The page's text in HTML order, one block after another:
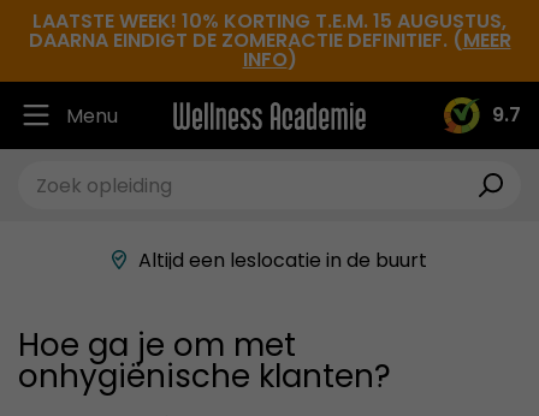
LAATSTE WEEK! 10% KORTING T.E.M. 15 AUGUSTUS,
DAARNA EINDIGT DE ZOMERACTIE DEFINITIEF. (MEER
INFO)
9.7
Menu
Ruim 30.000 tevreden studenten
Beste docenten in de branche
Hoe ga je om met
onhygiënische klanten?